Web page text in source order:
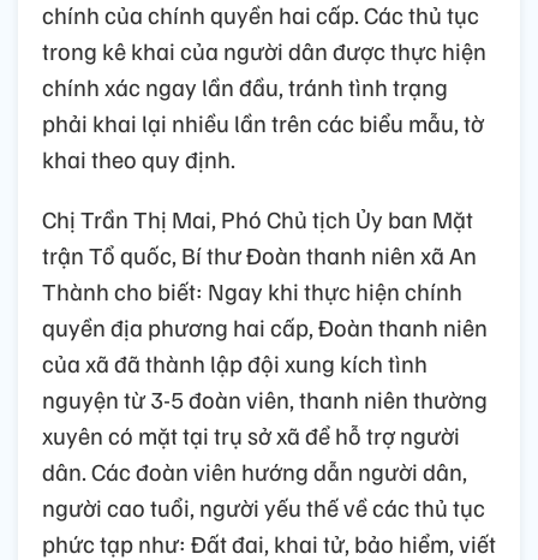
chính của chính quyền hai cấp. Các thủ tục
trong kê khai của người dân được thực hiện
chính xác ngay lần đầu, tránh tình trạng
phải khai lại nhiều lần trên các biểu mẫu, tờ
khai theo quy định.
Chị Trần Thị Mai, Phó Chủ tịch Ủy ban Mặt
trận Tổ quốc, Bí thư Đoàn thanh niên xã An
Thành cho biết: Ngay khi thực hiện chính
quyền địa phương hai cấp, Đoàn thanh niên
của xã đã thành lập đội xung kích tình
nguyện từ 3-5 đoàn viên, thanh niên thường
xuyên có mặt tại trụ sở xã để hỗ trợ người
dân. Các đoàn viên hướng dẫn người dân,
người cao tuổi, người yếu thế về các thủ tục
phức tạp như: Đất đai, khai tử, bảo hiểm, viết